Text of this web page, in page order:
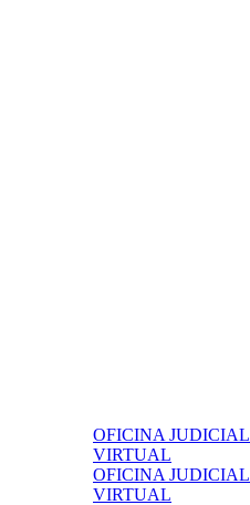
OFICINA JUDICIAL
VIRTUAL
OFICINA JUDICIAL
VIRTUAL